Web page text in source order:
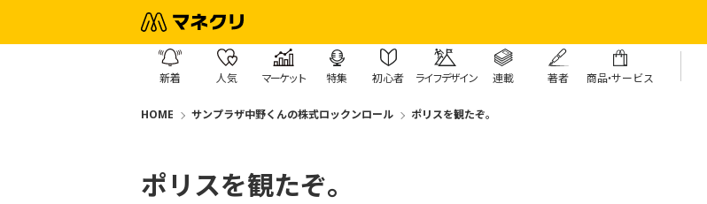
新着 人気 マーケット 特集 初心者 ライフデザイン 連載 著者 商品・サービス
HOME サンプラザ中野くんの株式ロックンロール ポリスを観たぞ。
ポリスを観たぞ。